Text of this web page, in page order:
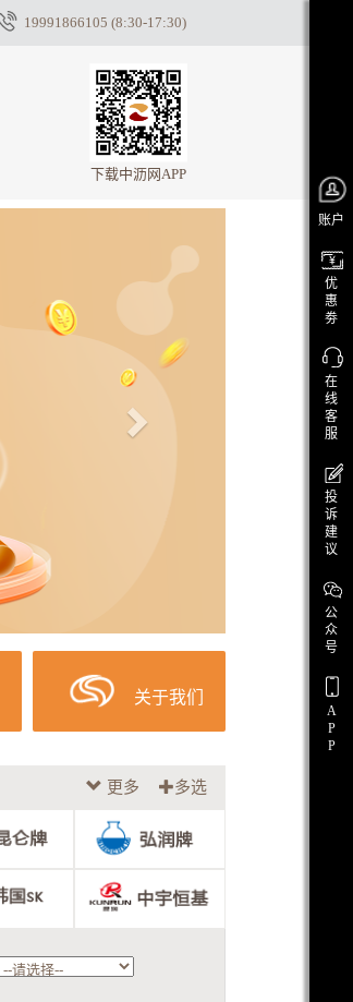
19991866105 (8:30-17:30)
下载中沥网APP
关于我们
更多 多选
账户
优
惠
劵
在
线
客
服
投
诉
建
议
公
众
号
A
P
P